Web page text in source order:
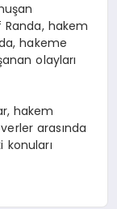
Randa, hakem
hakeme
olayları
hakem
arasında